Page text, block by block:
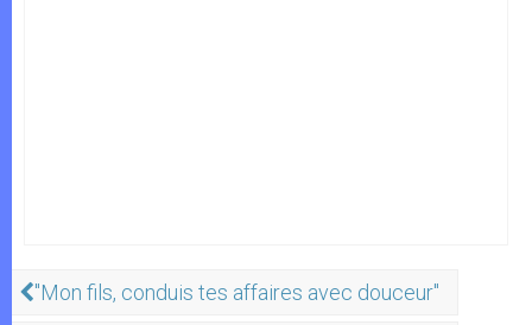
"Mon fils, conduis tes affaires avec douceur"